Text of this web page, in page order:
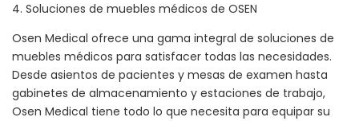
4. Soluciones de muebles médicos de OSEN
Osen Medical ofrece una gama integral de soluciones de
muebles médicos para satisfacer todas las necesidades.
Desde asientos de pacientes y mesas de examen hasta
gabinetes de almacenamiento y estaciones de trabajo,
Osen Medical tiene todo lo que necesita para equipar su